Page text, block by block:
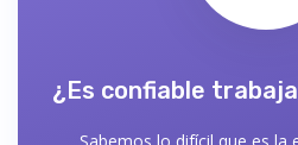
¿Es confiable
Sabemos lo difícil que es la